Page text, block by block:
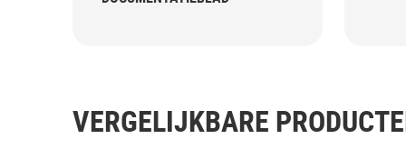
VERGELIJKBARE